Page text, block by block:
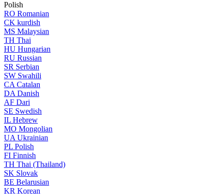
Polish
RO Romanian
CK kurdish
MS Malaysian
TH Thai
HU Hungarian
RU Russian
SR Serbian
SW Swahili
CA Catalan
DA Danish
AF Dari
SE Swedish
IL Hebrew
MO Mongolian
UA Ukrainian
PL Polish
FI Finnish
TH Thai (Thailand)
SK Slovak
BE Belarusian
KR Korean